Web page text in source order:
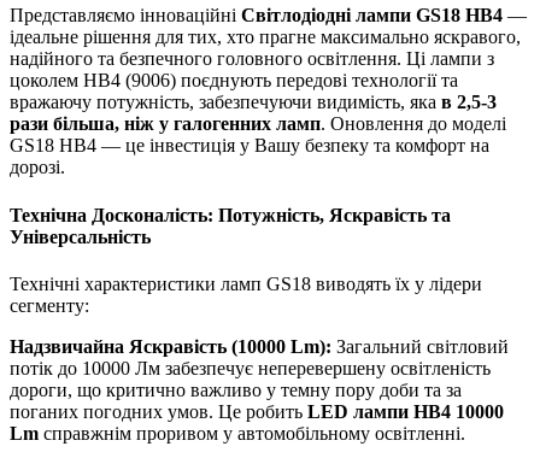
Представляємо інноваційні Світлодіодні лампи GS18 HB4 —
ідеальне рішення для тих, хто прагне максимально яскравого,
надійного та безпечного головного освітлення. Ці лампи з
цоколем HB4 (9006) поєднують передові технології та
вражаючу потужність, забезпечуючи видимість, яка в 2,5-3
рази більша, ніж у галогенних ламп. Оновлення до моделі
GS18 HB4 — це інвестиція у Вашу безпеку та комфорт на
дорозі.
Технічна Досконалість: Потужність, Яскравість та
Універсальність
Технічні характеристики ламп GS18 виводять їх у лідери
сегменту:
Надзвичайна Яскравість (10000 Lm): Загальний світловий
потік до 10000 Лм забезпечує неперевершену освітленість
дороги, що критично важливо у темну пору доби та за
поганих погодних умов. Це робить LED лампи HB4 10000
Lm справжнім проривом у автомобільному освітленні.